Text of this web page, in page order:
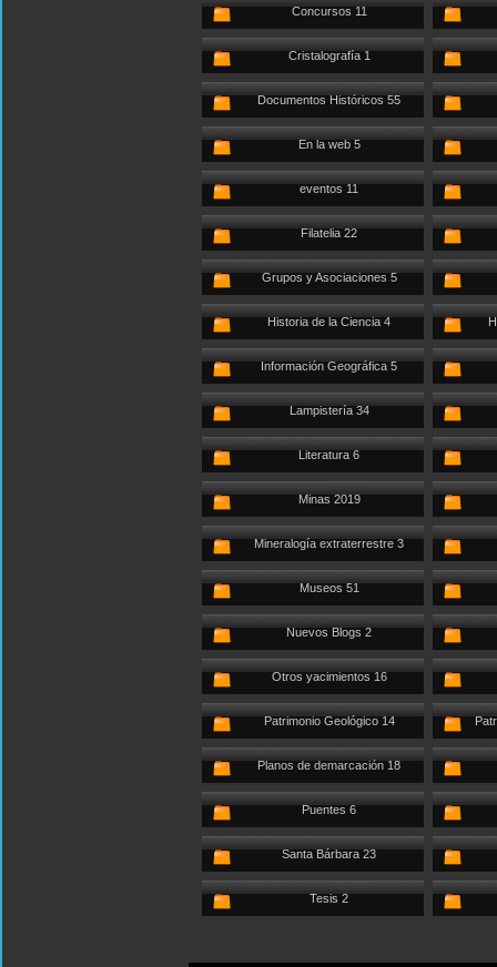
Concursos 11
Cristalografía 1
Documentos Históricos 55
En la web 5
eventos 11
Filatelia 22
Grupos y Asociaciones 5
Historia de la Ciencia 4
Información Geográfica 5
Lampistería 34
Literatura 6
Minas 2019
Mineralogía extraterrestre 3
Museos 51
Nuevos Blogs 2
Otros yacimientos 16
Patrimonio Geológico 14
Planos de demarcación 18
Puentes 6
Santa Bárbara 23
Tesis 2